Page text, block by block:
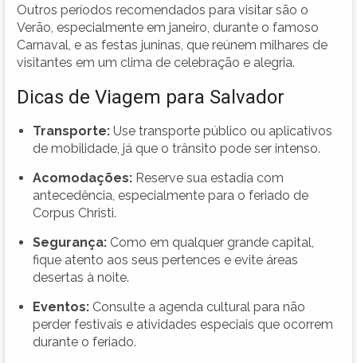
Outros períodos recomendados para visitar são o
Verão, especialmente em janeiro, durante o famoso
Carnaval, e as festas juninas, que reúnem milhares de
visitantes em um clima de celebração e alegria.
Dicas de Viagem para Salvador
Transporte: Use transporte público ou aplicativos
de mobilidade, já que o trânsito pode ser intenso.
Acomodações: Reserve sua estadia com
antecedência, especialmente para o feriado de
Corpus Christi.
Segurança: Como em qualquer grande capital,
fique atento aos seus pertences e evite áreas
desertas à noite.
Eventos: Consulte a agenda cultural para não
perder festivais e atividades especiais que ocorrem
durante o feriado.